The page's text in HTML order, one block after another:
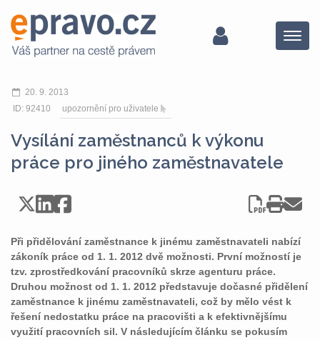
Menu
20. 9. 2013
ID: 92410
upozornění pro uživatele
Vysílání zaměstnanců k výkonu
práce pro jiného zaměstnavatele
Při přidělování zaměstnance k jinému zaměstnavateli nabízí
zákoník práce od 1. 1. 2012 dvě možnosti. První možností je
tzv. zprostředkování pracovníků skrze agenturu práce.
Druhou možnost od 1. 1. 2012 představuje dočasné přidělení
zaměstnance k jinému zaměstnavateli, což by mělo vést k
řešení nedostatku práce na pracovišti a k efektivnějšímu
využití pracovních sil. V následujícím článku se pokusím